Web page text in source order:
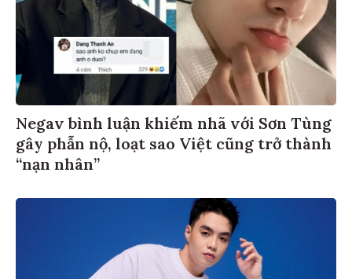
Negav bình luận khiếm nhã với Sơn Tùng
gây phẫn nộ, loạt sao Việt cũng trở thành
“nạn nhân”